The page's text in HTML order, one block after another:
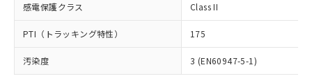
感電保護クラス Class II
PTI（トラッキング特性） 175
汚染度 3 (EN60947-5-1)
引・商談に必要な範囲で利用すること
をご了承ください。
※当社の共同利用者とは、"個人情報
の「1.共同利
用者の範囲」に記載されている法人を
とができます。
EU RoHS指令（10物質）の非含有証明書
51物質の非含有証明書（当社基準）
※本証明書は発行日時点で非含有を証明す